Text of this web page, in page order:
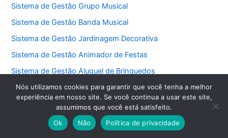
Sistema de Gestão Grupo Musical
Sistema de Gestão Banda Musical
Sistema de Gestão Jardinagem Decorativa
Sistema de Gestão Animador de Festas
Sistema de Gestão Aluguel de Brinquedos
Sistema de Gestão Buffet
Sistema de Gestão Decorador de Festas
Sistema de Gestão Cerimonialista
Nós utilizamos cookies para garantir que você tenha a melhor
experiência em nosso site. Se você continua a usar este site,
assumimos que você está satisfeito.
Ok
Não Política de privacidade